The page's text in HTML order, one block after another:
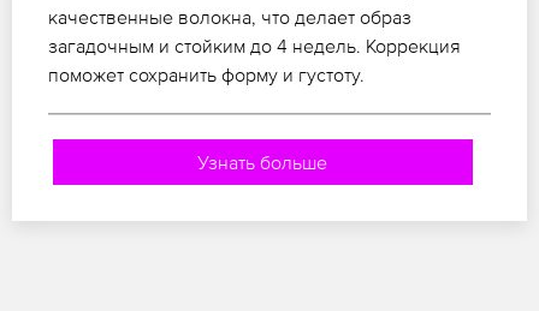
качественные волокна, что делает образ
загадочным и стойким до 4 недель. Коррекция
поможет сохранить форму и густоту.
Узнать больше